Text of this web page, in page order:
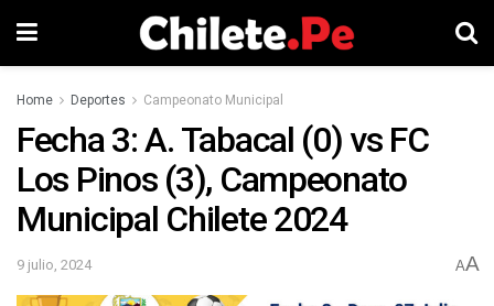
Home Deportes Campeonato Municipal
Fecha 3: A. Tabacal (0) vs FC
Los Pinos (3), Campeonato
Municipal Chilete 2024
9 julio, 2024 AA